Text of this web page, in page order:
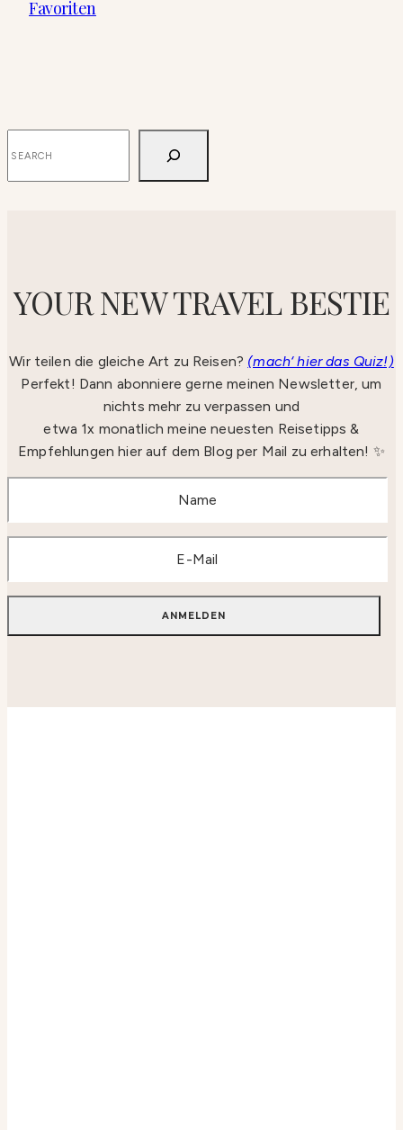
Favoriten
YOUR NEW TRAVEL BESTIE
Wir teilen die gleiche Art zu Reisen? (mach‘ hier das Quiz!)
Perfekt! Dann abonniere gerne meinen Newsletter, um
nichts mehr zu verpassen und
etwa 1x monatlich meine neuesten Reisetipps &
Empfehlungen hier auf dem Blog per Mail zu erhalten! ✨